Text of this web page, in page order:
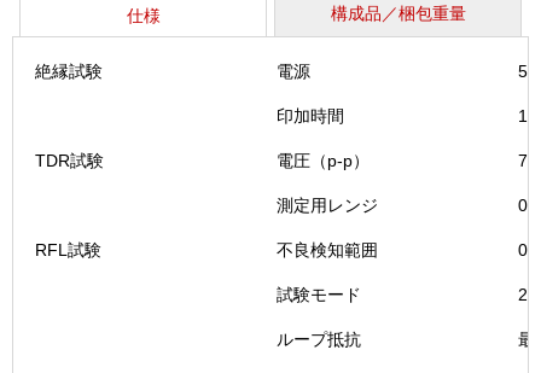
（MAX-
610）
仕様 構成品／梱包重量
絶縁試験 電源 50
印加時間 1
TDR試験 電圧（p-p）
測定用レンジ 0
RFL試験 不良検知範囲 0
試験モード 2
ループ抵抗 最